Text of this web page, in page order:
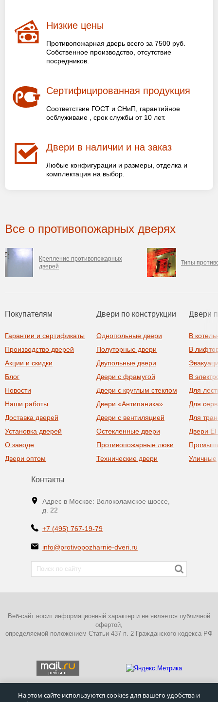
Низкие цены
Противопожарная дверь всего за 7500 руб.
Собственное производство, отсутствие
посредников.
Сертифицированная продукция
Соответствие ГОСТ и СНиП, гарантийное
осблуживаие , срок службы от 10 лет.
Двери в наличии и на заказ
Любые конфигурации и размеры, отделка и
комплектация на выбор.
Все о противопожарных дверях
Крепление противопожарных
дверей
Типы
Покупателям
Гарантии и сертификаты
Производство дверей
Акции и скидки
Блог
Новости
Наши работы
Доставка дверей
Установка дверей
О заводе
Двери оптом
Двери по конструкции
Однопольные двери
Полуторные двери
Двупольные двери
Двери с фрамугой
Двери с круглым стеклом
Двери «Антипаника»
Двери с вентиляцией
Остекленные двери
Противопожарные люки
Технические двери
Двери
В
В
В
Для
Для
Для
Двери
Уличные
Контакты
Адрес в Москве: Волоколамское шоссе,
д. 22
+7 (495) 767-19-79
info@protivopozharnie-dveri.ru
Веб-сайт носит информационный характер и не является публичной
офертой,
определяемой положением Статьи 437 п. 2 Гражданского кодекса РФ
На этом сайте используются cookies для вашего удобства и